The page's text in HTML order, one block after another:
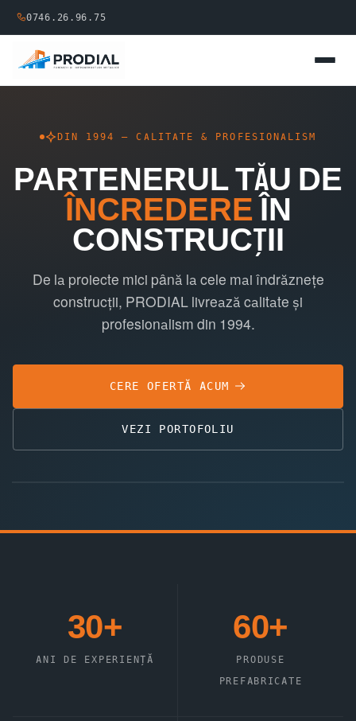
0746.26.96.75
DIN 1994 – CALITATE & PROFESIONALISM
PARTENERUL TĂU DE
ÎNCREDEREÎN
CONSTRUCȚII
De la proiecte mici până la cele mai îndrăznețe
construcții, PRODIAL livrează calitate și
profesionalism din 1994.
CERE OFERTĂ ACUM
VEZI PORTOFOLIU
30+
30+
ANI DE EXPERIENȚĂ
60+
PRODUSE
PREFABRICATE